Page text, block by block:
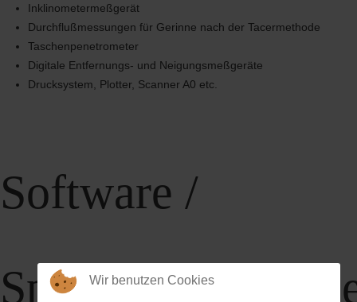
Inklinometermeßgerät
Durchflußmessungen für Gerinne nach der Tacermethode
Taschenpenetrometer
Digitale Entfernungs- und Neigungsmeßgeräte
Drucksystem, Plotter, Scanner A0 etc.
Software /
Wir benutzen Cookies